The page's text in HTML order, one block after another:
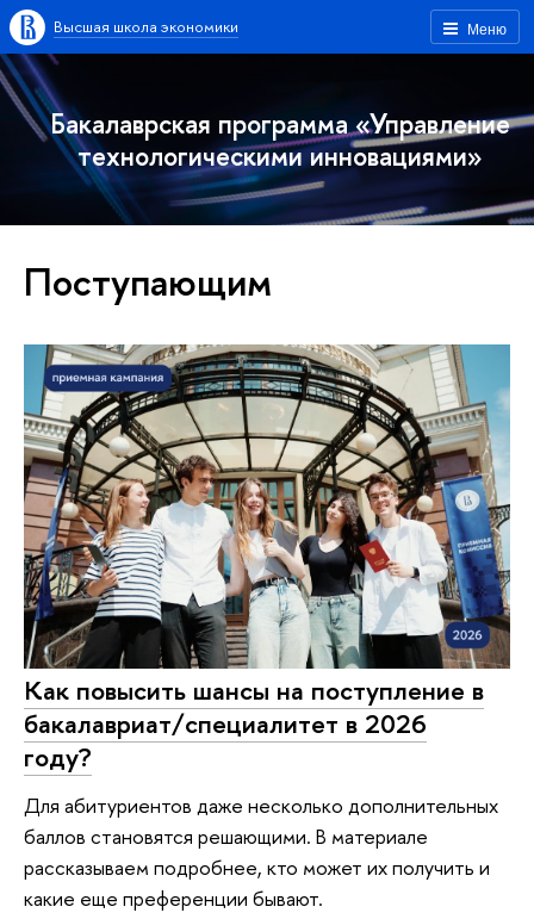
Меню
Высшая школа экономики
Бакалаврская программа «Управление
технологическими инновациями»
Поступающим
Как повысить шансы на поступление в
бакалавриат/специалитет в 2026
году?
Для абитуриентов даже несколько дополнительных
баллов становятся решающими. В материале
рассказываем подробнее, кто может их получить и
какие еще преференции бывают.